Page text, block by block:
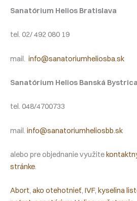
Sanatórium Helios Bratislava
tel. 02/ 492 080 19
mail. info@sanatoriumheliosba.sk
Sanatórium Helios Banská Bystrica
tel. 048/4700733
mail. info@sanatoriumheliosbb.sk
alebo pre objednanie využite
stránke.
Abort, ako otehotnieť, IVF, kyselina